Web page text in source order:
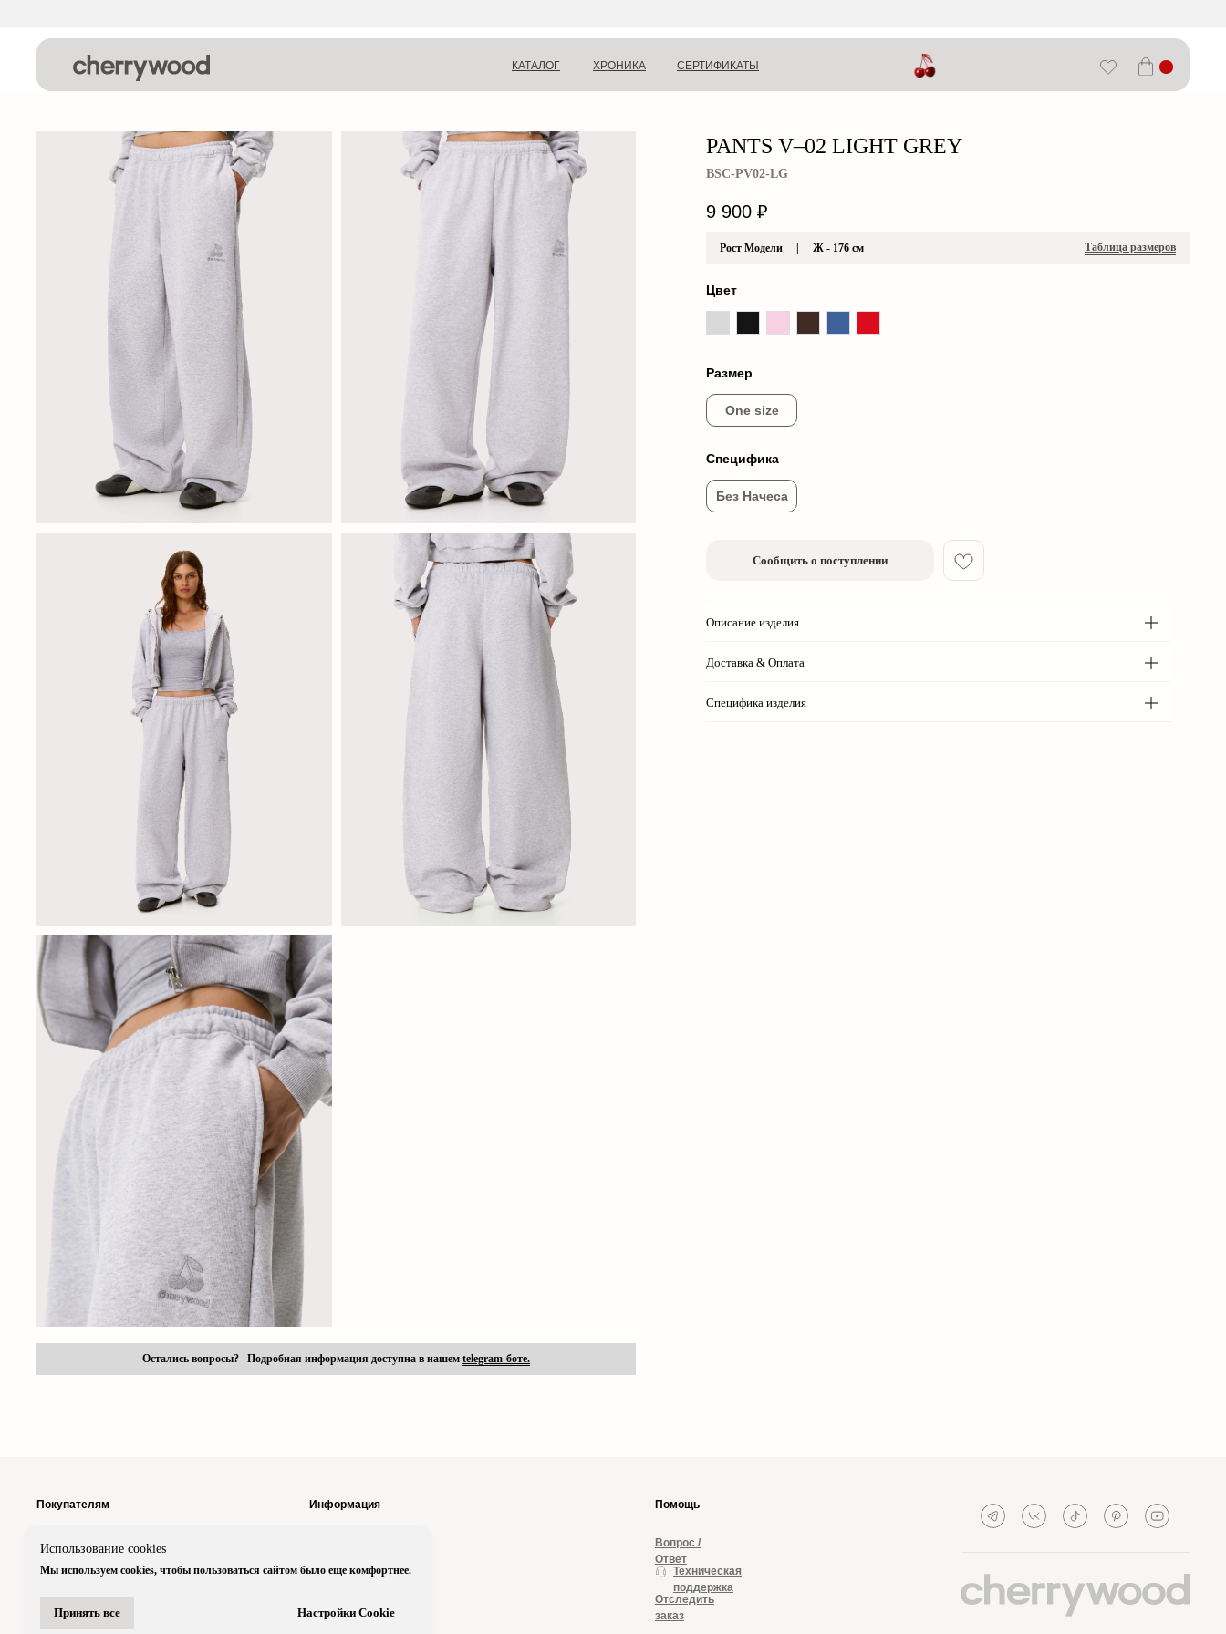
Использование cookies
Мы используем cookies, чтобы пользоваться сайтом было еще комфортнее.
Принять все Настройки Cookie
ХРОНИКА СЕРТИФИКАТЫ
КАТАЛОГ
Остались вопросы? Подробная информация доступна в нашемtelegram-боте.
PANTS V–02 LIGHT GREY
BSC-PV02-LG
9 900 ₽
Рост Модели | Ж - 176 см Таблица размеров
Цвет
Размер
One size
Специфика
Без Начеса
Сообщить о поступлении
Описание изделия
Доставка & Оплата
Специфика изделия
оферты
Политика
Информация
Размерная
Покупателям
Подарочные
Помощь
Техническая
поддержка
Отследить
заказ
Вопрос /
Ответ